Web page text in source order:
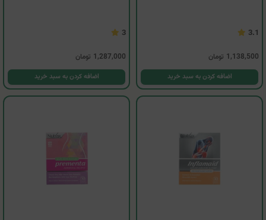
3.1
1,138,500 تومان
اضافه کردن به سبد خرید
3
1,287,000 تومان
اضافه کردن به سبد خرید